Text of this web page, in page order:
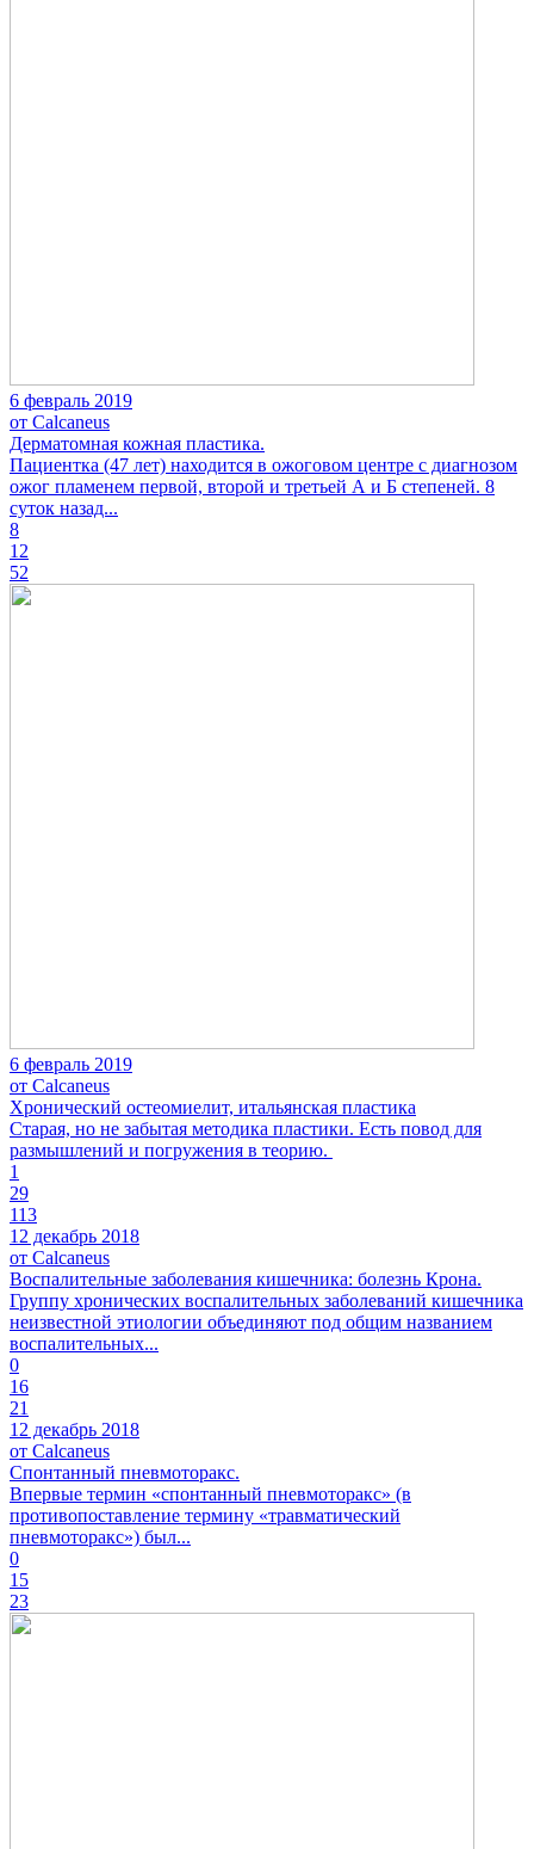
6 февраль 2019
от Calcaneus
Дерматомная кожная пластика.
Пациентка (47 лет) находится в ожоговом центре с диагнозом
ожог пламенем первой, второй и третьей А и Б степеней. 8
суток назад...
8
12
52
6 февраль 2019
от Calcaneus
Хронический остеомиелит, итальянская пластика
Старая, но не забытая методика пластики. Есть повод для
размышлений и погружения в теорию.
1
29
113
12 декабрь 2018
от Calcaneus
Воспалительные заболевания кишечника: болезнь Крона.
Группу хронических воспалительных заболеваний кишечника
неизвестной этиологии объединяют под общим названием
воспалительных...
0
16
21
12 декабрь 2018
от Calcaneus
Спонтанный пневмоторакс.
Впервые термин «спонтанный пневмоторакс» (в
противопоставление термину «травматический
пневмоторакс») был...
0
15
23